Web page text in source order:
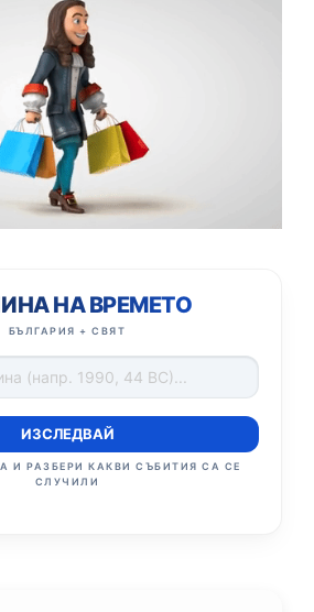
НА ВРЕМЕТО
БЪЛГАРИЯ + СВЯТ
ИЗСЛЕДВАЙ
И РАЗБЕРИ КАКВИ СЪБИТИЯ СА СЕ
СЛУЧИЛИ